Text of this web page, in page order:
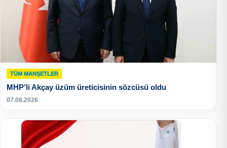
TÜM MANŞETLER
MHP’li Akçay üzüm üreticisinin sözcüsü oldu
07.08.2026